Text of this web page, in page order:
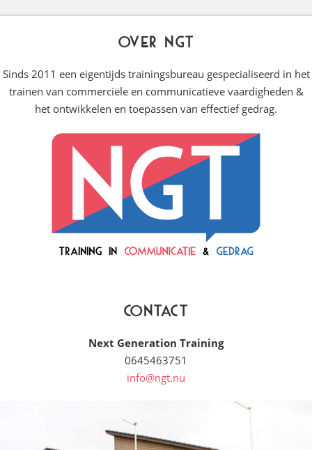
Over NGT
Sinds 2011 een eigentijds trainingsbureau gespecialiseerd in het
trainen van commerciële en communicatieve vaardigheden &
het ontwikkelen en toepassen van effectief gedrag.
Contact
Next Generation Training
0645463751
info@ngt.nu